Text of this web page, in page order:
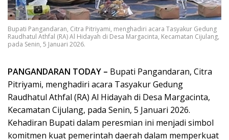
Bupati Pangandaran, Citra Pitriyami, menghadiri acara Tasyakur Gedung
Raudhatul Athfal (RA) Al Hidayah di Desa Margacinta, Kecamatan Cijulang,
pada Senin, 5 Januari 2026.
PANGANDARAN TODAY – Bupati Pangandaran, Citra
Pitriyami, menghadiri acara Tasyakur Gedung
Raudhatul Athfal (RA) Al Hidayah di Desa Margacinta,
Kecamatan Cijulang, pada Senin, 5 Januari 2026.
Kehadiran Bupati dalam peresmian ini menjadi simbol
komitmen kuat pemerintah daerah dalam memperkuat